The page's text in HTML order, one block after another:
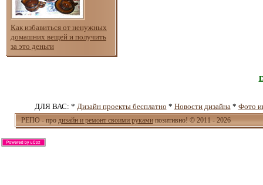
Как избавиться от ненужных
домашних вещей и получить
за это деньги
ДЛЯ ВАС: * Дизайн проекты бесплатно * Новости дизайна* Фото
РЕПО - продизайн и ремонт своими рукамипозитивно! © 2011 - 2026